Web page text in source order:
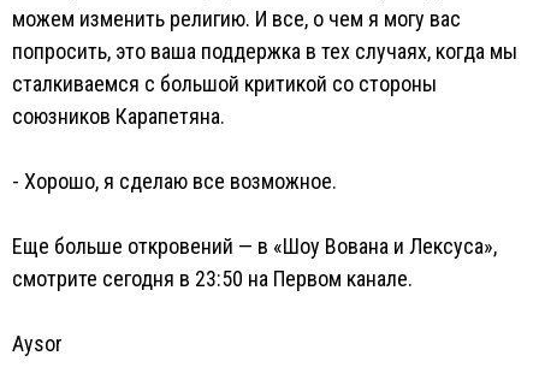
можем изменить религию. И все, о чем я могу вас
попросить, это ваша поддержка в тех случаях, когда мы
сталкиваемся с большой критикой со стороны
союзников Карапетяна.
- Хорошо, я сделаю все возможное.
Еще больше откровений — в «Шоу Вована и Лексуса»,
смотрите сегодня в 23:50 на Первом канале.
Aysor